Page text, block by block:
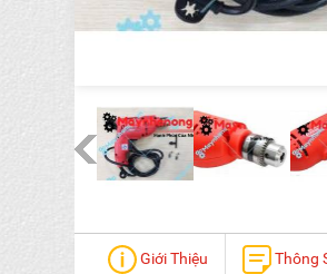
Giới Thiệu Thông